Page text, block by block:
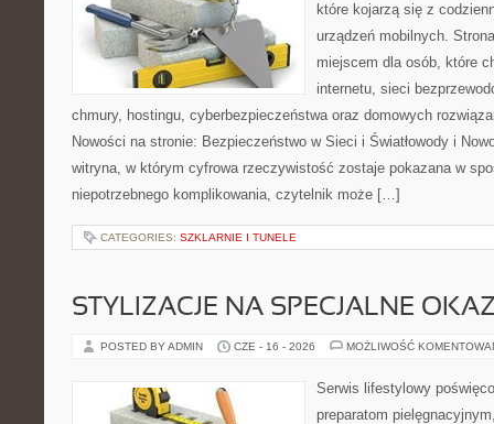
które kojarzą się z
urządzeń mobilnych.
miejscem dla osób, które
internetu, sieci
chmury, hostingu, cyberbezpieczeństwa oraz domowych
Nowości na stronie: Bezpieczeństwo w Sieci i Światłowody i
witryna, w którym cyfrowa rzeczywistość zostaje pokazana w
niepotrzebnego komplikowania, czytelnik może […]
CATEGORIES: SZKLARNIE I TUNELE
STYLIZACJE NA SPECJALNE
POSTED BY ADMIN CZE - 16 - 2026 MOŻLIWOŚĆ
Serwis lifestylowy
preparatom